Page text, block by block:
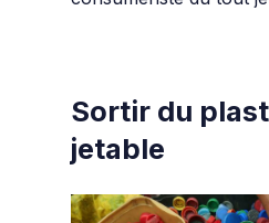
Sortir du
jetable